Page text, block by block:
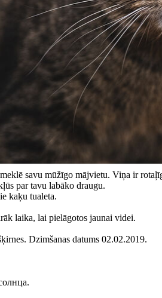
savu mūžīgo mājvietu. Viņa ir
par tavu labāko draugu.
kaķu tualeta.
laika, lai pielāgotos jaunai videi.
Dzimšanas datums 02.02.2019.